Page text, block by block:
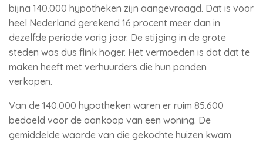
bijna 140.000 hypotheken zijn aangevraagd. Dat is voor
heel Nederland gerekend 16 procent meer dan in
dezelfde periode vorig jaar. De stijging in de grote
steden was dus flink hoger. Het vermoeden is dat dat te
maken heeft met verhuurders die hun panden
verkopen.
Van de 140.000 hypotheken waren er ruim 85.600
bedoeld voor de aankoop van een woning. De
gemiddelde waarde van die gekochte huizen kwam